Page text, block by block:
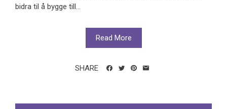
bidra til å bygge till...
Read More
SHARE